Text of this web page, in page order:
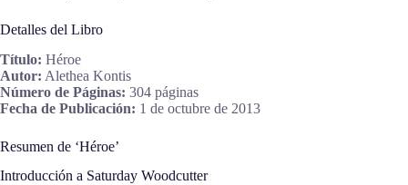
Detalles del Libro
Título: Héroe
Autor: Alethea Kontis
Número de Páginas: 304 páginas
Fecha de Publicación: 1 de octubre de 2013
Resumen de ‘Héroe’
Introducción a Saturday Woodcutter